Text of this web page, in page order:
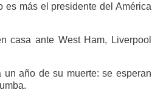
es más el presidente del América
casa ante West Ham, Liverpool
año de su muerte: se esperan